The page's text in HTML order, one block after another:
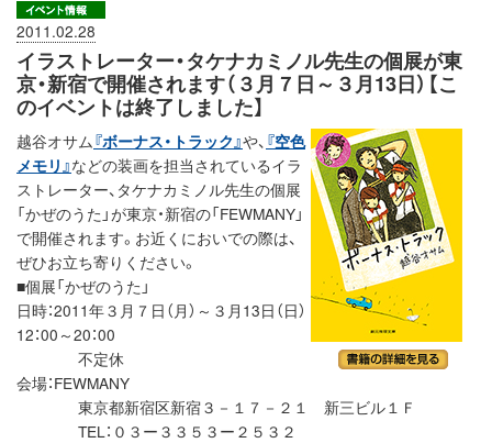
2011.02.28
イラストレーター・タケナカミノル先生の個展が東
京・新宿で開催されます（３月７日～３月13日）【こ
のイベントは終了しました】
越谷オサム『ボーナス・トラック』や、 『空色
メモリ』などの装画を担当されているイラ
ストレーター、タケナカミノル先生の個展
「かぜのうた」が東京・新宿の「FEWMANY」
で開催されます。お近くにおいでの際は、
ぜひお立ち寄りください。
■個展「かぜのうた」
日時：2011年３月７日（月）～３月13日（日）
12：00～20：00
不定休
会場：FEWMANY
東京都新宿区新宿３－１７－２１ 新三ビル１Ｆ
TEL：０３ー３３５３ー２５３２